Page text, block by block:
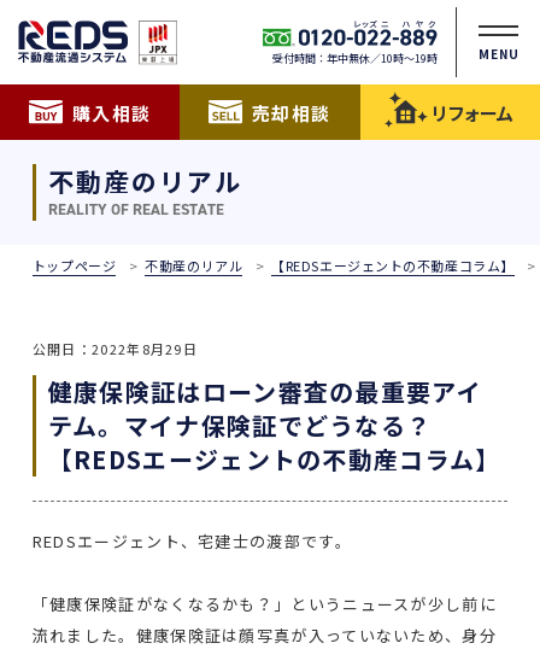
受付時間：年中無休／10時〜19時 MENU
購入相談 売却相談 リフォーム
不動産のリアル
REALITY OF REAL ESTATE
トップページ 不動産のリアル 【REDSエージェントの不動産コラム】
公開日：2022年8月29日
健康保険証はローン審査の最重要アイ
テム。マイナ保険証でどうなる？
【REDSエージェントの不動産コラム】
REDSエージェント、宅建士の渡部です。
「健康保険証がなくなるかも？」というニュースが少し前に
流れました。健康保険証は顔写真が入っていないため、身分